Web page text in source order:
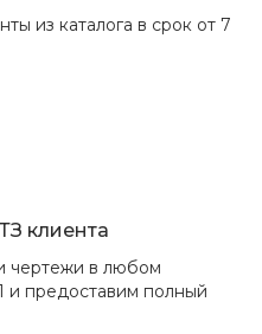
из каталога в срок от 7
клиента
чертежи в любом
предоставим полный